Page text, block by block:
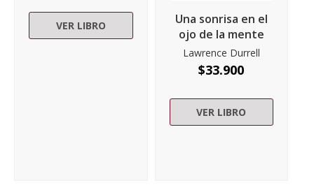
VER LIBRO
Una sonrisa en el
ojo de la mente
Lawrence Durrell
$33.900
VER LIBRO